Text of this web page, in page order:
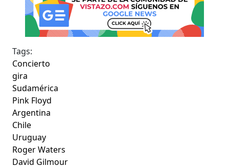
Tags:
Concierto
gira
Sudamérica
Pink Floyd
Argentina
Chile
Uruguay
Roger Waters
David Gilmour